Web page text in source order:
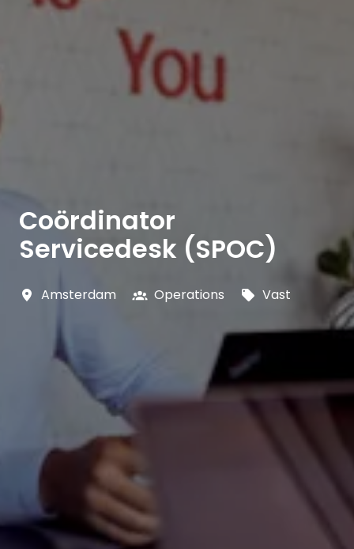
Coördinator
Servicedesk (SPOC)
Amsterdam Operations Vast